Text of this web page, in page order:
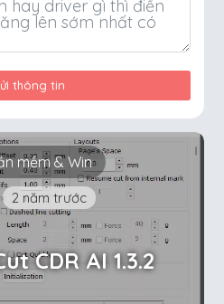
thông tin
mềm & Win
2 năm trước
CDR AI 1.3.2